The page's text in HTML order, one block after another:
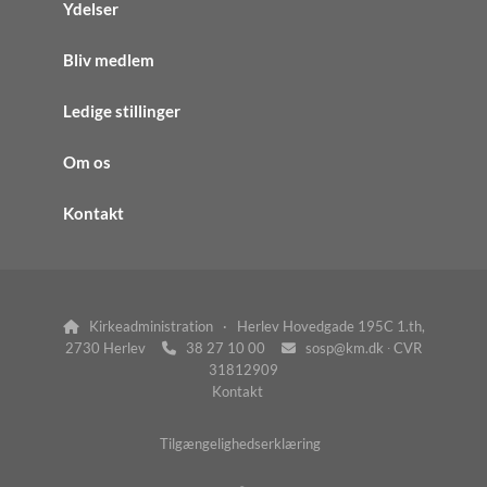
Ydelser
Bliv medlem
Ledige stillinger
Om os
Kontakt
Kirkeadministration · Herlev Hovedgade 195C 1.th,
2730 Herlev
 38 27 10 00 
sosp@km.dk ∙ CVR
31812909
Kontakt
Tilgængelighedserklæring